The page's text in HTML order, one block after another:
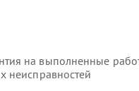
на выполненные
неисправностей